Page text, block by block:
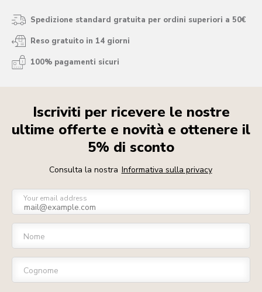
Spedizione standard gratuita per ordini superiori a 50€
Reso gratuito in 14 giorni
100% pagamenti sicuri
Iscriviti per ricevere le nostre
ultime offerte e novità e ottenere il
5% di sconto
Consulta la nostra Informativa sulla privacy
Your email address
Nome
Cognome